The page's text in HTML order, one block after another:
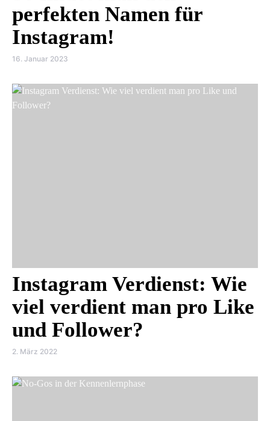
perfekten Namen für
Instagram!
16. Januar 2023
Instagram Verdienst: Wie
viel verdient man pro Like
und Follower?
2. März 2022